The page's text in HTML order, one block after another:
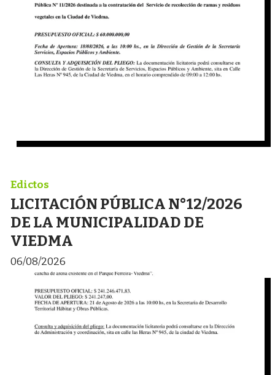
LICITACIÓN PÚBLICA N°12/2026
DE LA MUNICIPALIDAD DE
VIEDMA
Edictos
06/08/2026